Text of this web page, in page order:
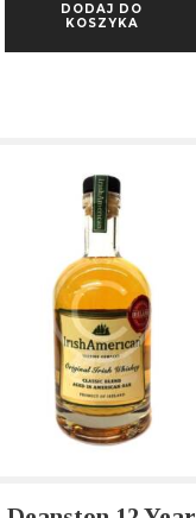
DODAJ DO
KOSZYKA